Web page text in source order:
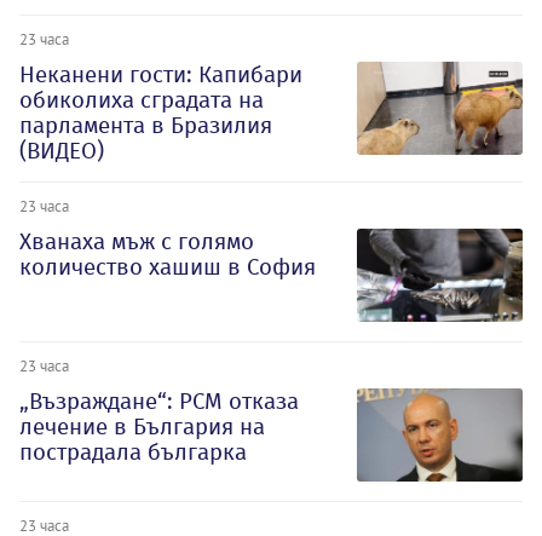
23 часа
Неканени гости: Капибари
обиколиха сградата на
парламента в Бразилия
(ВИДЕО)
23 часа
Хванаха мъж с голямо
количество хашиш в София
23 часа
„Възраждане“: РСМ отказа
лечение в България на
пострадала българка
23 часа